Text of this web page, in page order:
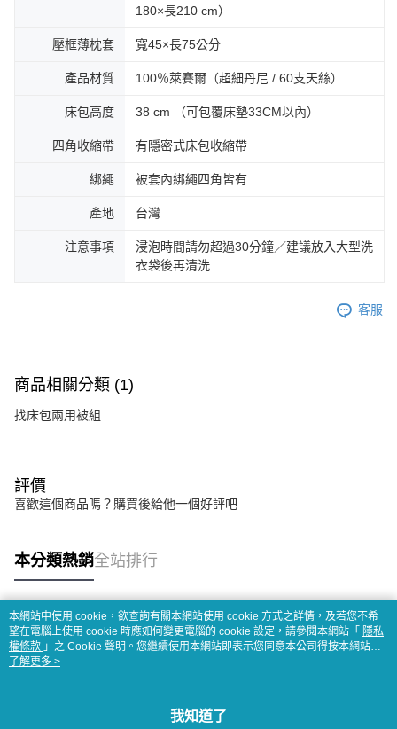
180×長210 cm）
壓框薄枕套 寬45×長75公分
產品材質 100％萊賽爾（超細丹尼 / 60支天絲）
床包高度 38 cm （可包覆床墊33CM以內）
四角收縮帶 有隱密式床包收縮帶
綁繩 被套內綁繩四角皆有
產地 台灣
注意事項
浸泡時間請勿超過30分鐘／建議放入大型洗
衣袋後再清洗
客服
商品相關分類 (1)
找床包兩用被組
評價
喜歡這個商品嗎？購買後給他一個好評吧
本分類熱銷全站排行
熱門標籤
本網站中使用 cookie，欲查詢有關本網站使用 cookie 方式之詳情，及若您不希
望在電腦上使用 cookie 時應如何變更電腦的 cookie 設定，請參閱本網站「 隱私
權條款 」之 Cookie 聲明。您繼續使用本網站即表示您同意本公司得按本網站使
用條款之 Cookie 聲明使用 cookie。
了解更多 >
我知道了